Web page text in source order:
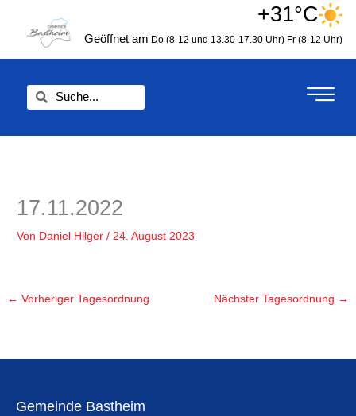
springen
+31°C
Geöffnet am Do (8-12 und 13.30-17.30 Uhr) Fr (8-12 Uhr)
17.11.2022
Von Daniel Hilger/ 24. August 2023
← Vorheriger Tagesordnung Nächster Tagesordnung →
Gemeinde Bastheim